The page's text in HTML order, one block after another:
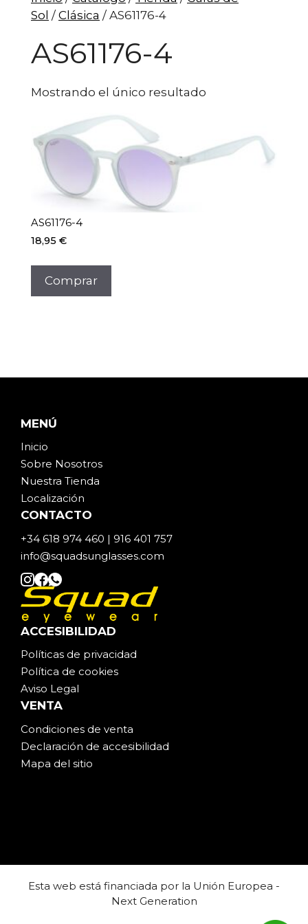
Sol / Clásica / AS61176-4
AS61176-4
Mostrando el único resultado
AS61176-4
18,95 €
Comprar
MENÚ
Inicio
Sobre Nosotros
Nuestra Tienda
Localización
CONTACTO
+34 618 974 460 | 916 401 757
info@squadsunglasses.com
ACCESIBILIDAD
Políticas de privacidad
Política de cookies
Aviso Legal
VENTA
Condiciones de venta
Declaración de accesibilidad
Mapa del sitio
Esta web está financiada por la Unión Europea -
Next Generation